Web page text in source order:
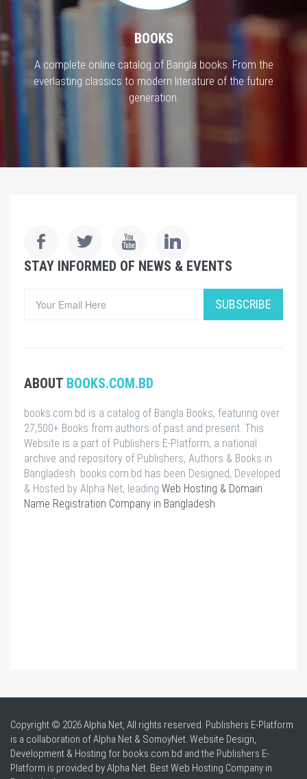
BOOKS
A complete online catalog of Bangla books. From the
everlasting classics to modern literature of the future
generation.
STAY INFORMED OF NEWS & EVENTS
SUBSCRIBE
ABOUT BOOKS.COM.BD
books.com.bd is a catalog of Bangla Books, featuring over
27,500+ Books from authors of past and present. This
Website is a part of Publishers E-Platform, a national
archive and repository of Publishers, Authors & Books in
Bangladesh. books.com.bd has been Designed, Developed
& Hosted by Alpha Net, leading Web Hosting & Domain
Name Registration Company in Bangladesh
Copyright © 2026 Alpha Net, All rights reserved. Publishers E-Platform
is a collaboration of Alpha Net & SomoyNet. Website Design,
Development & Hosting for books.com.bd and the Publishers E-
Platform is provided by Alpha Net. BestWeb Hosting Company in